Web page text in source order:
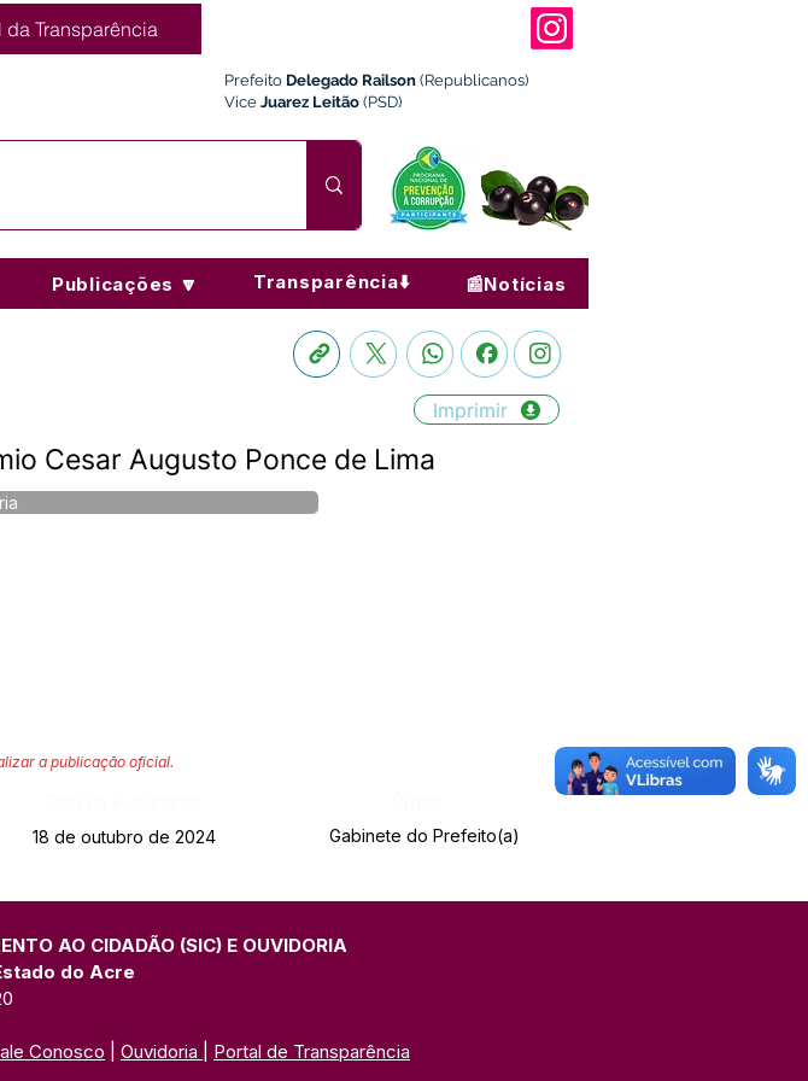
da Transparência
Prefeito Delegado Railson (Republicanos)
Vice Juarez Leitão (PSD)
Publicações 🔽 Transparência⬇️ 📰Notícias
Imprimir
Cesar Augusto Ponce de Lima
a publicação oficial.
18 de outubro de 2024 Gabinete do Prefeito(a)
AO CIDADÃO (SIC) E OUVIDORIA
do Acre
Conosco Ouvidoria Portal de Transparência